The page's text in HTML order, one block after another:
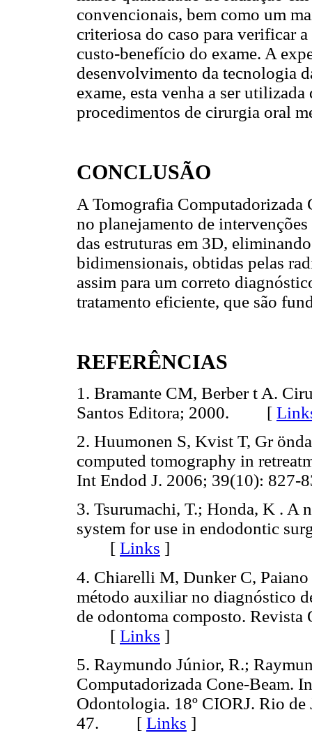
convencionais, bem como um
criteriosa do caso para verificar
custo-benefício do exame. A
desenvolvimento da tecnologia
exame, esta venha a ser
procedimentos de cirurgia oral
CONCLUSÃO
A Tomografia Computadorizada
no planejamento de
das estruturas em 3D,
bidimensionais, obtidas pelas
assim para um correto
tratamento eficiente, que são
REFERÊNCIAS
1. Bramante CM, Berber t A.
Santos Editora; 2000. [
2. Huumonen S, Kvist T, Gr
computed tomography in
Int Endod J. 2006; 39(10):
3. Tsurumachi, T.; Honda, K . A
system for use in endodontic
[ Links ]
4. Chiarelli M, Dunker C,
método auxiliar no diagnóstico
de odontoma composto.
[ Links ]
5. Raymundo Júnior, R.;
Computadorizada Cone-Beam.
Odontologia. 18º CIORJ. Rio
47. [ Links ]